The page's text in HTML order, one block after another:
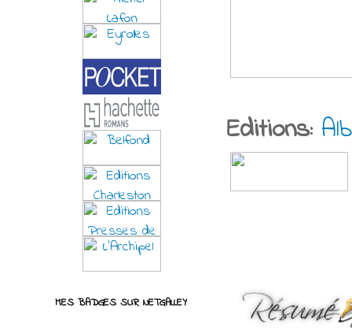
Editions:
MES BADGES SUR NETGALLEY